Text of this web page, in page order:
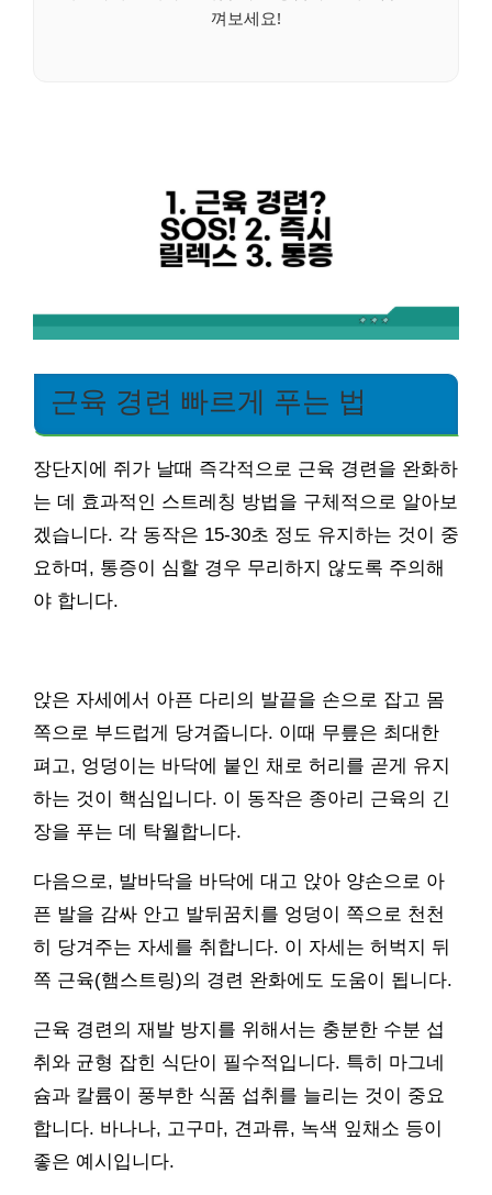
껴보세요!
근육 경련 빠르게 푸는 법
장단지에 쥐가 날때 즉각적으로 근육 경련을 완화하
는 데 효과적인 스트레칭 방법을 구체적으로 알아보
겠습니다. 각 동작은 15-30초 정도 유지하는 것이 중
요하며, 통증이 심할 경우 무리하지 않도록 주의해
야 합니다.
앉은 자세에서 아픈 다리의 발끝을 손으로 잡고 몸
쪽으로 부드럽게 당겨줍니다. 이때 무릎은 최대한
펴고, 엉덩이는 바닥에 붙인 채로 허리를 곧게 유지
하는 것이 핵심입니다. 이 동작은 종아리 근육의 긴
장을 푸는 데 탁월합니다.
다음으로, 발바닥을 바닥에 대고 앉아 양손으로 아
픈 발을 감싸 안고 발뒤꿈치를 엉덩이 쪽으로 천천
히 당겨주는 자세를 취합니다. 이 자세는 허벅지 뒤
쪽 근육(햄스트링)의 경련 완화에도 도움이 됩니다.
근육 경련의 재발 방지를 위해서는 충분한 수분 섭
취와 균형 잡힌 식단이 필수적입니다. 특히 마그네
슘과 칼륨이 풍부한 식품 섭취를 늘리는 것이 중요
합니다. 바나나, 고구마, 견과류, 녹색 잎채소 등이
좋은 예시입니다.